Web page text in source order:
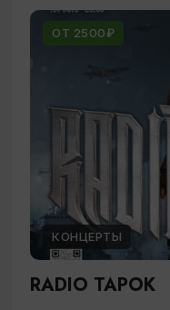
ОТ 2500₽
КОНЦЕРТЫ
RADIO TAPOK